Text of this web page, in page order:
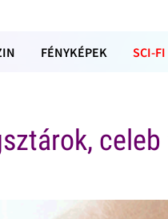
FÉNYKÉPEK SCI-FI
celeb